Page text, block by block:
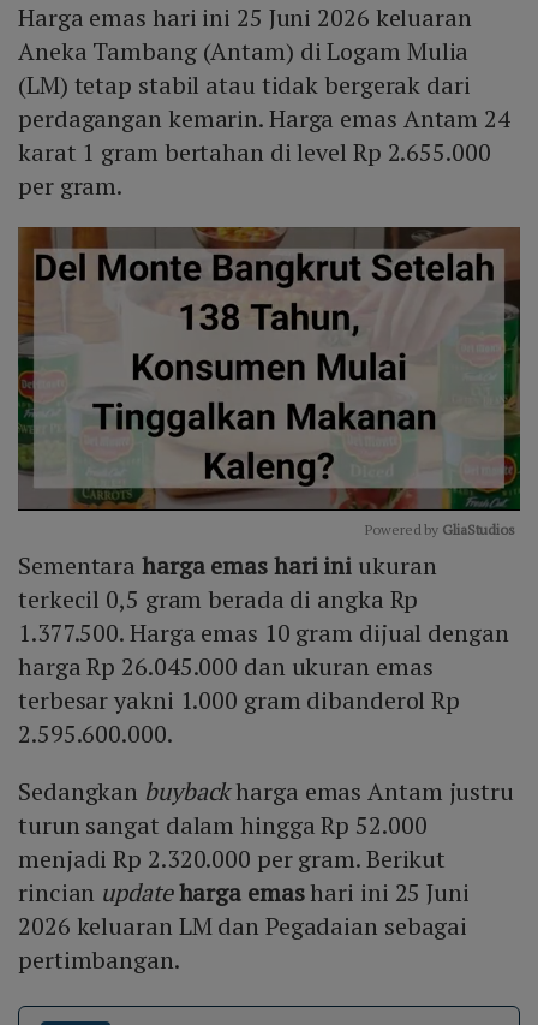
Harga emas hari ini 25 Juni 2026 keluaran
Aneka Tambang (Antam) di Logam Mulia
(LM) tetap stabil atau tidak bergerak dari
perdagangan kemarin. Harga emas Antam 24
karat 1 gram bertahan di level Rp 2.655.000
per gram.
Mute
Powered by GliaStudios
Sementara harga emas hari ini ukuran
terkecil 0,5 gram berada di angka Rp
1.377.500. Harga emas 10 gram dijual dengan
harga Rp 26.045.000 dan ukuran emas
terbesar yakni 1.000 gram dibanderol Rp
2.595.600.000.
Sedangkan buybackharga emas Antam justru
turun sangat dalam hingga Rp 52.000
menjadi Rp 2.320.000 per gram. Berikut
rincian updateharga emashari ini 25 Juni
2026 keluaran LM dan Pegadaian sebagai
pertimbangan.